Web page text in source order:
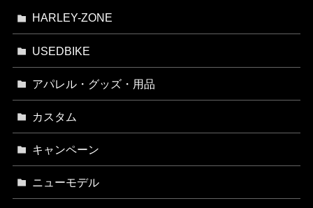
HARLEY-ZONE
USEDBIKE
アパレル・グッズ・用品
カスタム
キャンペーン
ニューモデル